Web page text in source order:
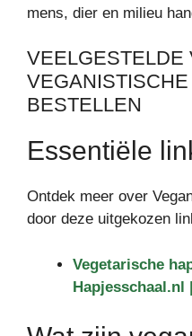
mens, dier en milieu
VEELGESTELDE
BESTELLEN
Essentiële
Ontdek meer over
door deze uitgekozen
Vegetarische